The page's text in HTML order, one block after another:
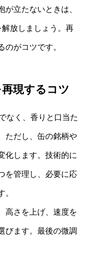
が立たないときは、
放しましょう。再
がコツです。
現するコツ
なく、香りと口当た
ただし、缶の銘柄や
化します。技術的に
を管理し、必要に応
。
高さを上げ、速度を
びます。最後の微調